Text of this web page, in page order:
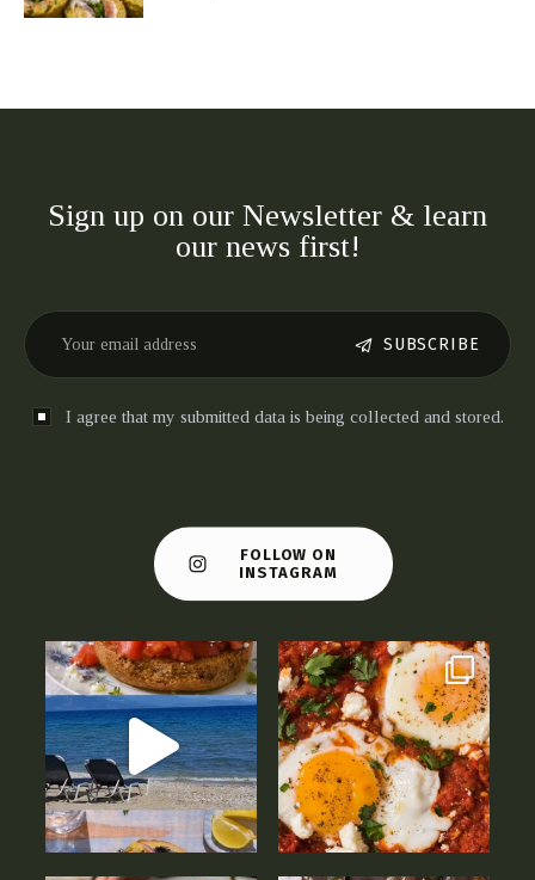
Sign up on our Newsletter & learn
our news first!
SUBSCRIBE
I agree that my submitted data is being collected and stored.
FOLLOW ON
INSTAGRAM